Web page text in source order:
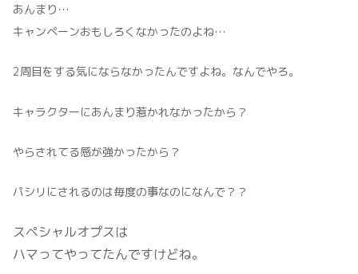
あんまり…
キャンペーンおもしろくなかったのよね…
2周目をする気にならなかったんですよね。なんでやろ。
キャラクターにあんまり惹かれなかったから？
やらされてる感が強かったから？
パシリにされるのは毎度の事なのになんで？？
スペシャルオプスは
ハマってやってたんですけどね。